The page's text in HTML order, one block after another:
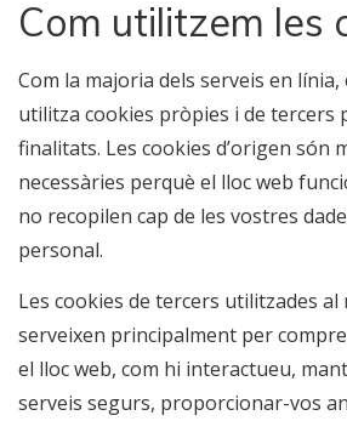
Com utilitzem les
Com la majoria dels serveis en
utilitza cookies pròpies i de tercers
finalitats. Les cookies d’origen són
necessàries perquè el lloc web
no recopilen cap de les vostres
personal.
Les cookies de tercers utilitzades
serveixen principalment per
el lloc web, com hi interactueu,
serveis segurs, proporcionar-vos